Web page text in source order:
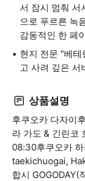
서 잠시 멈춰 서
으로 푸르른 녹
감동적인 한 페
현지 전문 "베
고 사려 깊은 서
상품설명
후쿠오카 다자이
라 가도 & 긴린코
08:30후쿠오카
taekichuogai,
합시 GOGODAY(